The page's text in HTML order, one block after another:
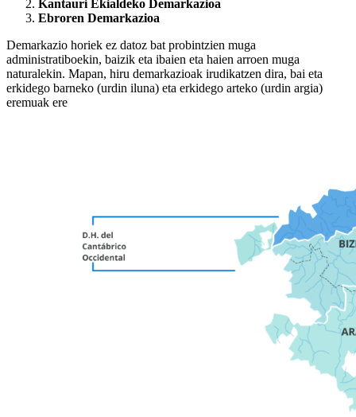
Kantauri Ekialdeko Demarkazioa
Ebroren Demarkazioa
Demarkazio horiek ez datoz bat probintzien muga
administratiboekin, baizik eta ibaien eta haien arroen muga
naturalekin. Mapan, hiru demarkazioak irudikatzen dira, bai eta
erkidego barneko (urdin iluna) eta erkidego arteko (urdin argia)
eremuak ere